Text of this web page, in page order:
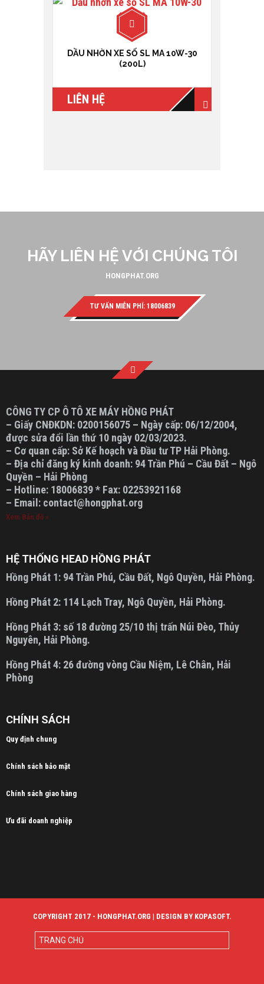
DẦU NHỜN XE SỐ SL MA 10W-30
(200L)
LIÊN HỆ
HÃY LIÊN HỆ VỚI CHÚNG TÔI
HONGPHAT.ORG
TƯ VẤN MIỄN PHÍ: 18006839
CÔNG TY CP Ô TÔ XE MÁY HỒNG PHÁT
– Giấy CNĐKDN: 0200156075 – Ngày cấp: 06/12/2004,
được sửa đổi lần thứ 10 ngày 02/03/2023.
– Cơ quan cấp: Sở Kế hoạch và Đầu tư TP Hải Phòng.
– Địa chỉ đăng ký kinh doanh: 94 Trần Phú – Cầu Đất – Ngô
Quyền – Hải Phòng
– Hotline: 18006839 * Fax: 02253921168
– Email: contact@hongphat.org
Xem Bản đồ »
HỆ THỐNG HEAD HỒNG PHÁT
Hồng Phát 1: 94 Trần Phú, Cầu Đất, Ngô Quyền, Hải Phòng.
Hồng Phát 2: 114 Lạch Tray, Ngô Quyền, Hải Phòng.
Hồng Phát 3: số 18 đường 25/10 thị trấn Núi Đèo, Thủy
Nguyên, Hải Phòng.
Hồng Phát 4: 26 đường vòng Cầu Niệm, Lê Chân, Hải
Phòng
CHÍNH SÁCH
Quy định chung
Chính sách bảo mật
Chính sách giao hàng
Ưu đãi doanh nghiệp
COPYRIGHT 2017 - HONGPHAT.ORG | DESIGN BY KOPASOFT.